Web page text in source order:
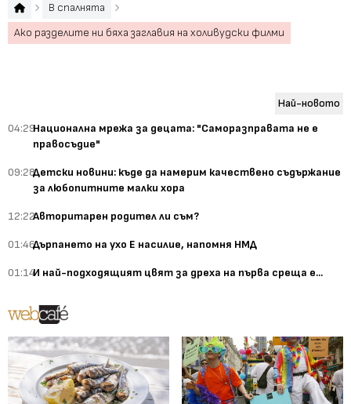
В спалнята
Ако разделите ни бяха заглавия на холивудски филми
Най-новото
04:29Национална мрежа за децата: "Саморазправата не е
правосъдие"
09:28Детски новини: къде да намерим качествено съдържание
за любопитните малки хора
12:22Авторитарен родител ли съм?
01:46Дърпането на ухо Е насилие, напомня НМД
01:14И най-подходящият цвят за дреха на първа среща е...